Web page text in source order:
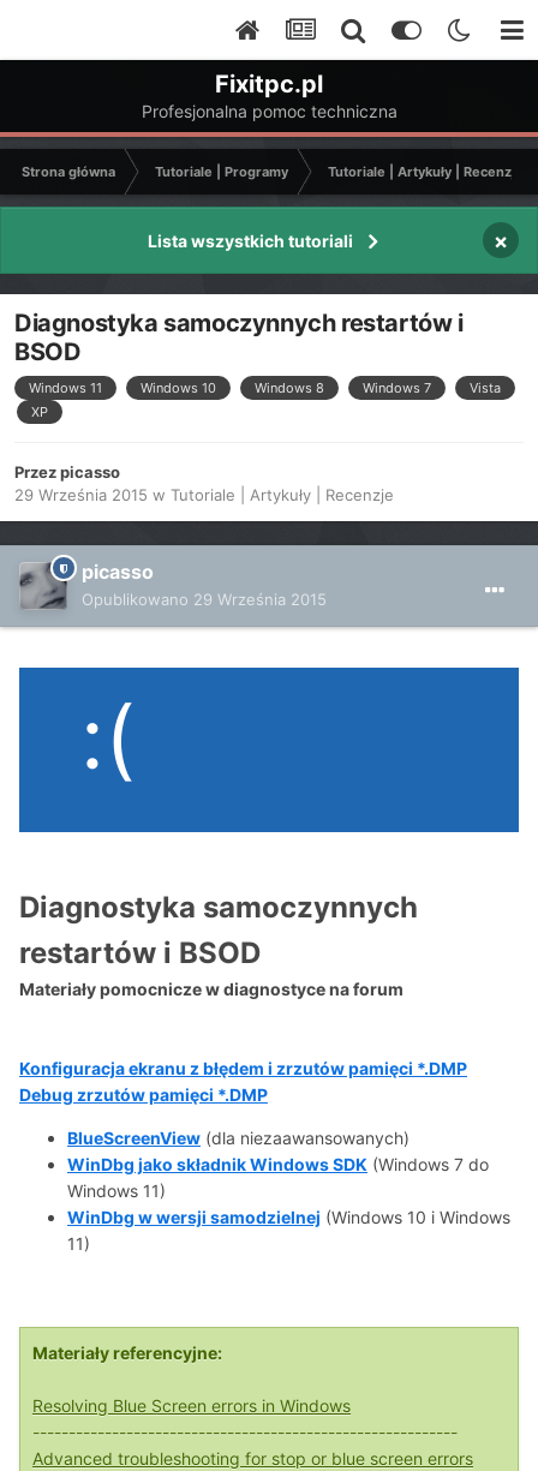
Fixitpc.pl
Profesjonalna pomoc techniczna
Strona główna Tutoriale | Programy Tutoriale | Artykuły | Recenzje
Lista wszystkich tutoriali ×
Diagnostyka samoczynnych restartów i
BSOD
Windows 11 Windows 10 Windows 8 Windows 7
Vista
XP
Przezpicasso
29 Września 2015 w Tutoriale | Artykuły | Recenzje
picasso
Opublikowano 29 Września 2015
:(
Diagnostyka samoczynnych
restartów i BSOD
Materiały pomocnicze w diagnostyce na forum
Konfiguracja ekranu z błędem i zrzutów pamięci *.DMP
Debug zrzutów pamięci *.DMP
BlueScreenView (dla niezaawansowanych)
WinDbg jako składnik Windows SDK (Windows 7 do
Windows 11)
WinDbg w wersji samodzielnej (Windows 10 i Windows
11)
Materiały referencyjne:
Resolving Blue Screen errors in Windows
-----------------------------------------------------------
Advanced troubleshooting for stop or blue screen errors